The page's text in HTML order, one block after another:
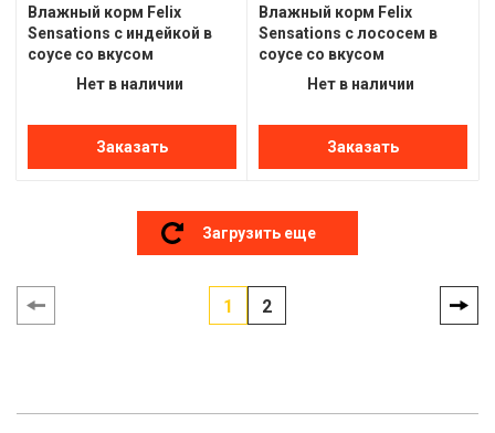
Влажный корм Felix
Sensations с индейкой в
соусе со вкусом
бекона,85г(от 10шт в
Нет в наличии
Заказать
Влажный корм Felix
Sensations с лососем в
соусе со вкусом
креветок,85г(от 10шт в
Нет в наличии
Заказать
Загрузить еще
1 2